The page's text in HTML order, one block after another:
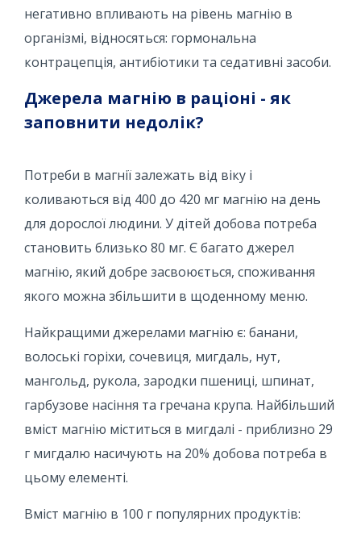
негативно впливають на рівень магнію в
організмі, відносяться: гормональна
контрацепція, антибіотики та седативні засоби.
Джерела магнію в раціоні - як
заповнити недолік?
Потреби в магнії залежать від віку і
коливаються від 400 до 420 мг магнію на день
для дорослої людини. У дітей добова потреба
становить близько 80 мг. Є багато джерел
магнію, який добре засвоюється, споживання
якого можна збільшити в щоденному меню.
Найкращими джерелами магнію є: банани,
волоські горіхи, сочевиця, мигдаль, нут,
мангольд, рукола, зародки пшениці, шпинат,
гарбузове насіння та гречана крупа. Найбільший
вміст магнію міститься в мигдалі - приблизно 29
г мигдалю насичують на 20% добова потреба в
цьому елементі.
Вміст магнію в 100 г популярних продуктів: